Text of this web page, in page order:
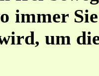
immer
um